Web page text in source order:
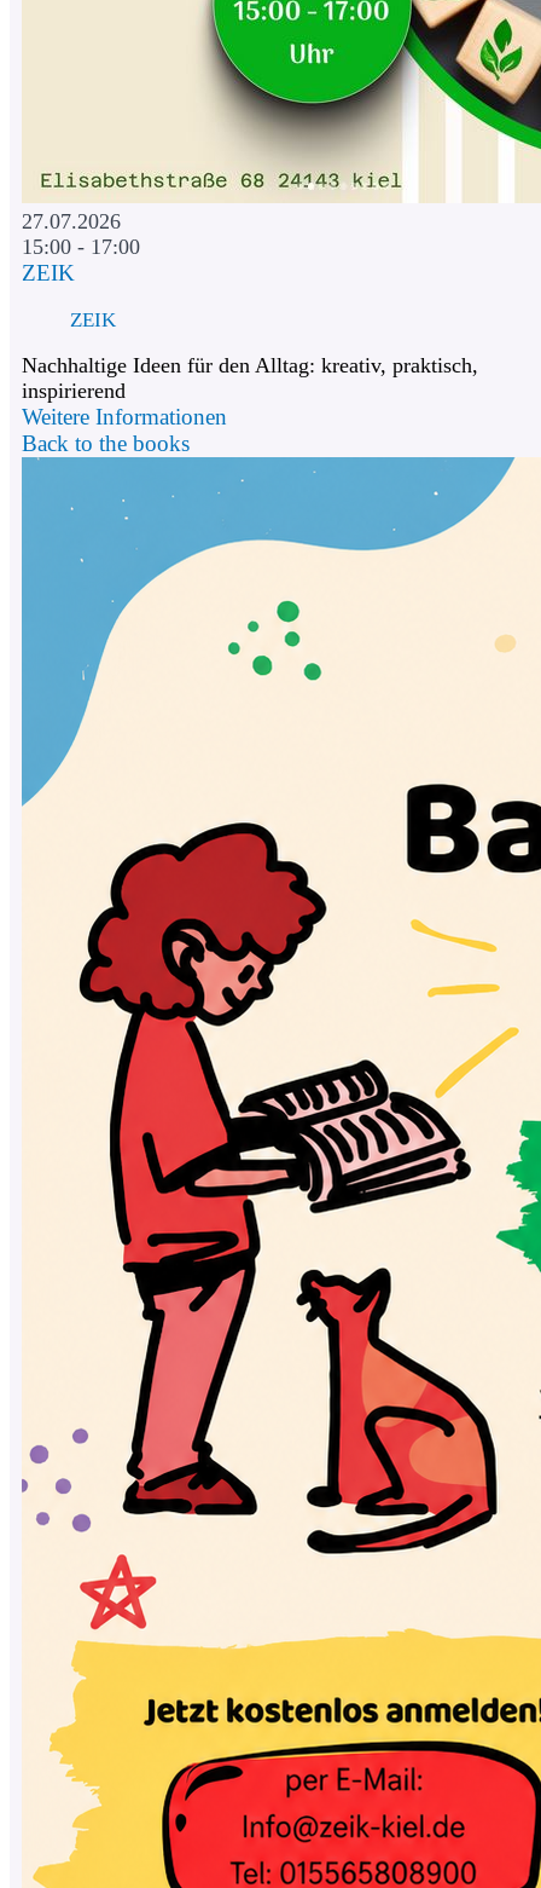
27.07.2026
15:00 - 17:00
ZEIK
ZEIK
Nachhaltige Ideen für den Alltag: kreativ, praktisch,
inspirierend
Weitere Informationen
Back to the books